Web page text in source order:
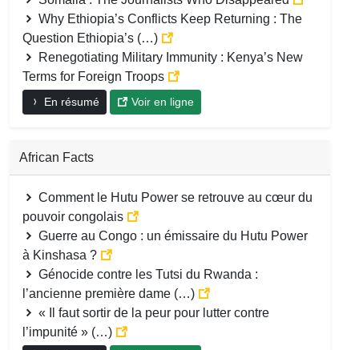
Why Ethiopia’s Conflicts Keep Returning : The
Question Ethiopia’s (…)
Renegotiating Military Immunity : Kenya’s New
Terms for Foreign Troops
En résumé Voir en ligne
African Facts
Comment le Hutu Power se retrouve au cœur du
pouvoir congolais
Guerre au Congo : un émissaire du Hutu Power
à Kinshasa ?
Génocide contre les Tutsi du Rwanda :
l’ancienne première dame (…)
« Il faut sortir de la peur pour lutter contre
l’impunité » (…)